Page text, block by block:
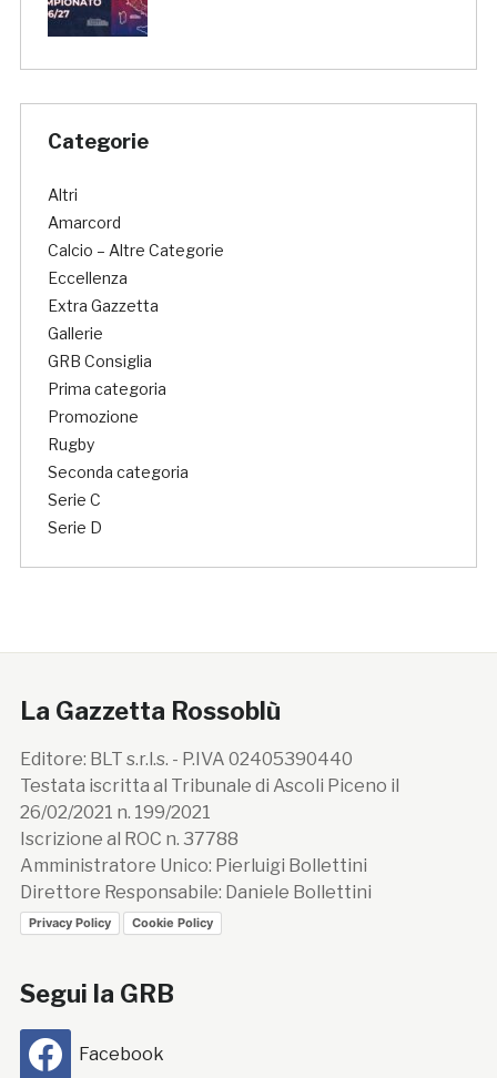
Categorie
Altri
Amarcord
Calcio – Altre Categorie
Eccellenza
Extra Gazzetta
Gallerie
GRB Consiglia
Prima categoria
Promozione
Rugby
Seconda categoria
Serie C
Serie D
La Gazzetta Rossoblù
Editore: BLT s.r.l.s. - P.IVA 02405390440
Testata iscritta al Tribunale di Ascoli Piceno il
26/02/2021 n. 199/2021
Iscrizione al ROC n. 37788
Amministratore Unico: Pierluigi Bollettini
Direttore Responsabile: Daniele Bollettini
Privacy Policy Cookie Policy
Segui la GRB
Facebook